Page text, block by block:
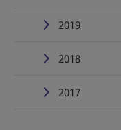
2019
2018
2017